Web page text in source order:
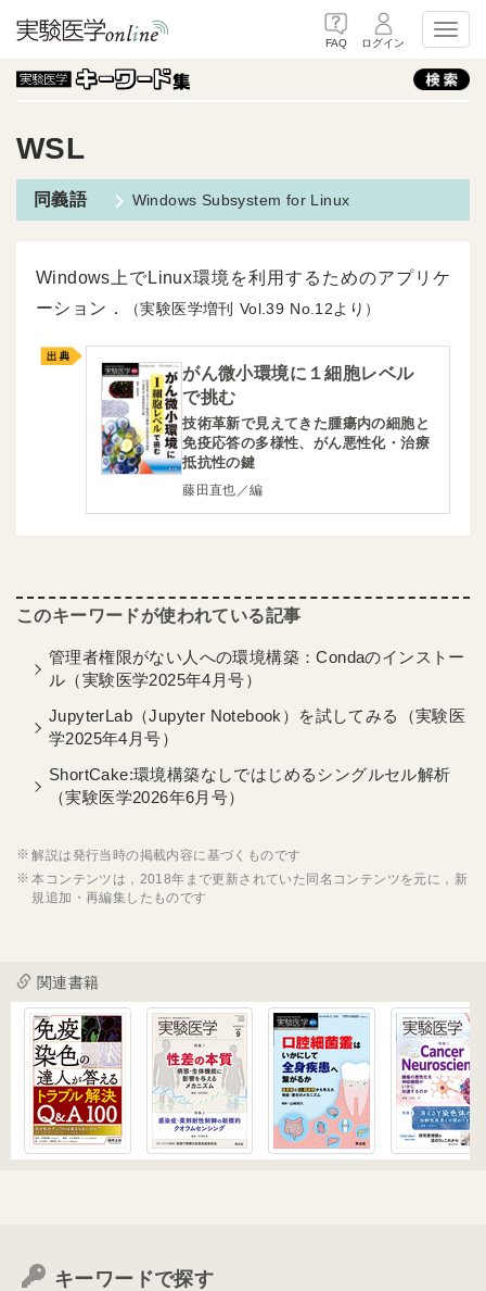
FAQ ログイン
WSL
Windows Subsystem for Linux
Windows上でLinux環境を利用するためのアプリケ
ーション．
（実験医学増刊 39 12より）
がん微小環境に１細胞レベル
で挑む
技術革新で見えてきた腫瘍内の細胞と
免疫応答の多様性、がん悪性化・治療
抵抗性の鍵
藤田直也／編
管理者権限がない人への環境構築：Condaのインストー
ル（実験医学2025年4月号）
JupyterLab（Jupyter Notebook）を試してみる（実験医
学2025年4月号）
ShortCake:環境構築なしではじめるシングルセル解析
（実験医学2026年6月号）
解説は発行当時の掲載内容に基づくものです
本コンテンツは，2018年まで更新されていた同名コンテンツを元に，新
規追加・再編集したものです
関連書籍
キーワードで探す